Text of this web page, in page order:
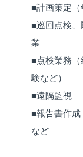
■計画策定（
■巡回点検
業
■点検業務
験など）
■遠隔監視
■報告書作成
など